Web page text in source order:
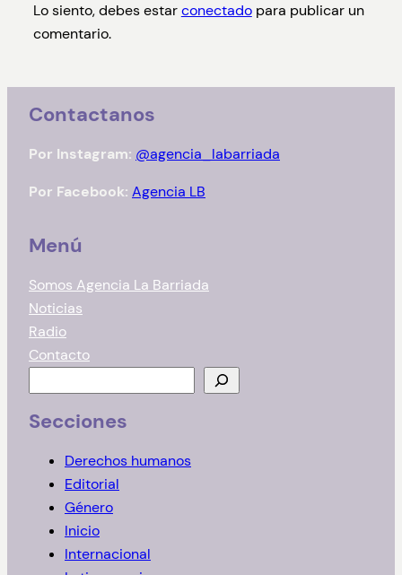
Lo siento, debes estarconectadopara publicar un
comentario.
Contactanos
Por Instagram: @agencia_labarriada
Por Facebook: Agencia LB
Menú
Somos Agencia La Barriada
Noticias
Radio
Contacto
s
Secciones
Derechos humanos
Editorial
Género
Inicio
Internacional